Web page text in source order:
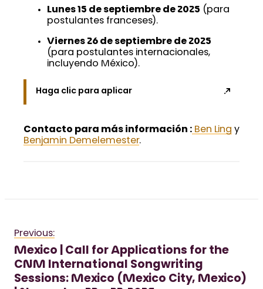
Lunes 15 de septiembre de 2025 (para
postulantes franceses).
Viernes 26 de septiembre de 2025
(para postulantes internacionales,
incluyendo México).
Haga clic para aplicar
Contacto para más información : Ben Ling y
Benjamin Demelemester.
Previous:
Mexico | Call for Applications for the
CNM International Songwriting
Sessions: Mexico (Mexico City, Mexico)